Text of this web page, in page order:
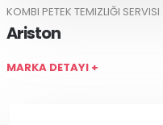
KOMBI PETEK TEMIZLIĞI SERVISI
Ariston
MARKA DETAYI +